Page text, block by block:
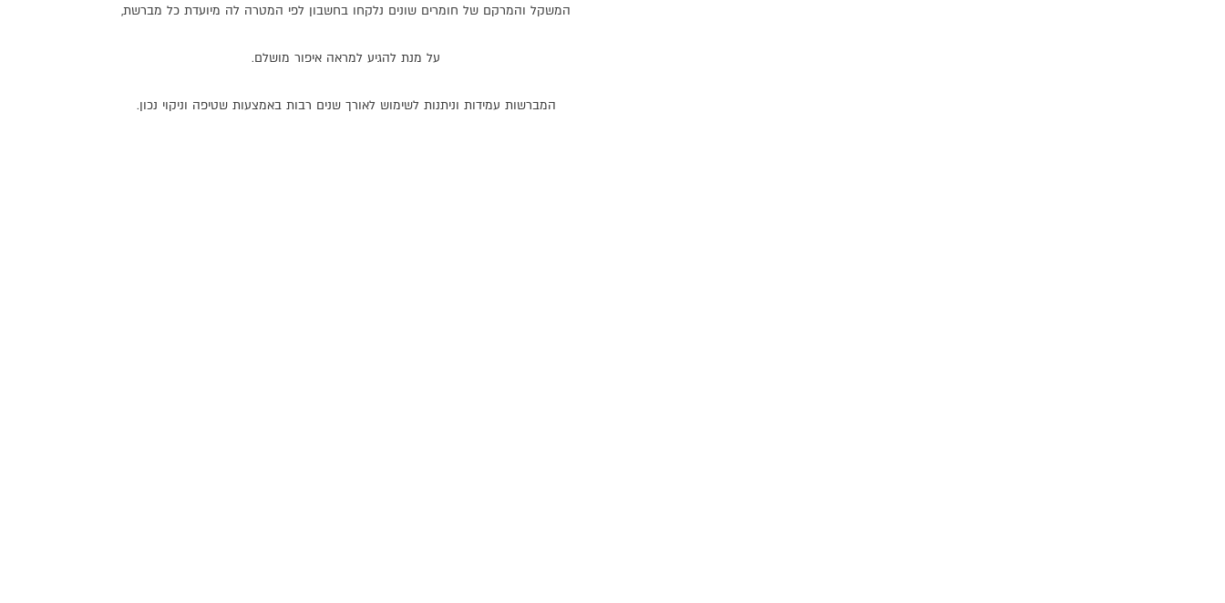
המשקל והמרקם של חומרים שונים נלקחו בחשבון לפי המטרה לה מיועדת כל מברשת,
על מנת להגיע למראה איפור מושלם.
המברשות עמידות וניתנות לשימוש לאורך שנים רבות באמצעות שטיפה וניקוי נכון.